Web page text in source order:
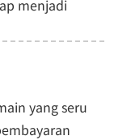
menjadi
yang seru